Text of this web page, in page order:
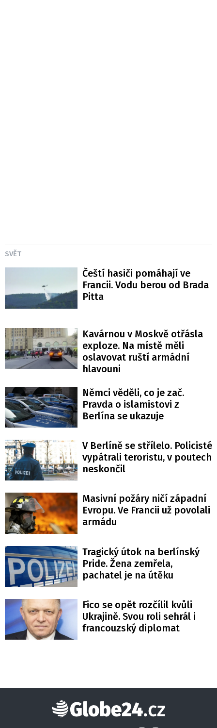
SVĚT
Čeští hasiči pomáhají ve
Francii. Vodu berou od Brada
Pitta
Kavárnou v Moskvě otřásla
exploze. Na místě měli
oslavovat ruští armádní
hlavouni
Němci věděli, co je zač.
Pravda o islamistovi z
Berlína se ukazuje
V Berlíně se střílelo. Policisté
vypátrali teroristu, v poutech
neskončil
Masivní požáry ničí západní
Evropu. Ve Francii už povolali
armádu
Tragický útok na berlínský
Pride. Žena zemřela,
pachatel je na útěku
Fico se opět rozčílil kvůli
Ukrajině. Svou roli sehrál i
francouzský diplomat
Globe24